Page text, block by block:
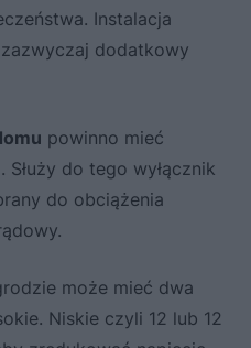
Instalacja
dodatkowy
powinno mieć
do tego wyłącznik
do obciążenia
może mieć dwa
Niskie czyli 12 lub 12